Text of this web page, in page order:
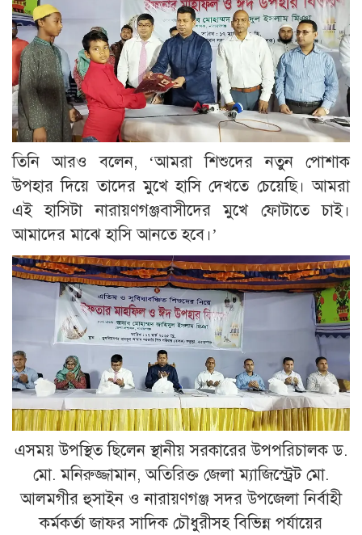
তিনি আরও বলেন, ‘আমরা শিশুদের নতুন পোশাক
উপহার দিয়ে তাদের মুখে হাসি দেখতে চেয়েছি। আমরা
এই হাসিটা নারায়ণগঞ্জবাসীদের মুখে ফোটাতে চাই।
আমাদের মাঝে হাসি আনতে হবে।’
এসময় উপস্থিত ছিলেন স্থানীয় সরকারের উপপরিচালক ড.
মো. মনিরুজ্জামান, অতিরিক্ত জেলা ম্যাজিস্ট্রেট মো.
আলমগীর হুসাইন ও নারায়ণগঞ্জ সদর উপজেলা নির্বাহী
কর্মকর্তা জাফর সাদিক চৌধুরীসহ বিভিন্ন পর্যায়ের